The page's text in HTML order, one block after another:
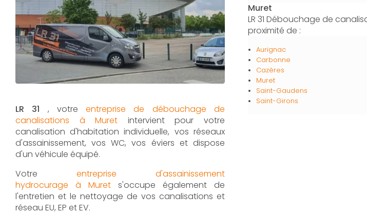
LR 31 , votreentreprise de débouchage de
canalisations à Muret intervient pour votre
canalisation d'habitation individuelle, vos réseaux
d'assainissement, vos WC, vos éviers et dispose
d'un véhicule équipé.
Votre entreprise d'assainissement
hydrocurage à Muret s'occupe également de
l'entretien et le nettoyage de vos canalisations et
réseau EU, EP et EV.
Muret
LR 31 Débouchage de
proximité de :
Aurignac
Carbonne
Cazères
Muret
Saint-Gaudens
Saint-Girons